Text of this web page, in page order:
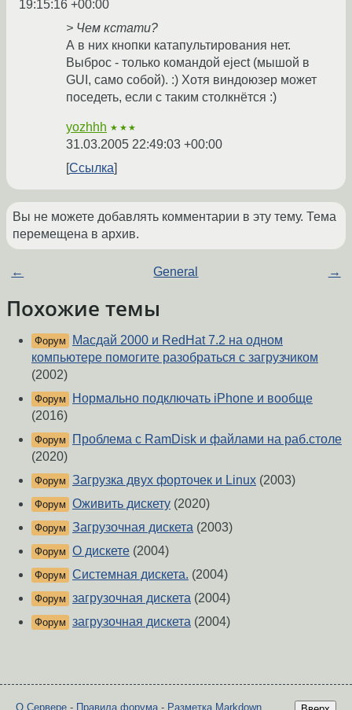
19:15:16 +00:00
> Чем кстати?
А в них кнопки катапультирования нет.
Выброс - только командой eject (мышой в
GUI, само собой). :) Хотя виндоюзер может
поседеть, если с таким столкнётся :)
yozhhh ★★★
31.03.2005 22:49:03 +00:00
Ссылка
Вы не можете добавлять комментарии в эту тему. Тема
перемещена в архив.
← General →
Похожие темы
Форум
Масдай 2000 и RedHat 7.2 на одном
компьютере помогите разобраться с загрузчиком
(2002)
Форум
Нормально подключать iPhone и вообще
(2016)
Форум
Проблема с RamDisk и файлами на раб.столе
(2020)
Форум Загрузка двух форточек и Linux (2003)
Форум Оживить дискету (2020)
Форум Загрузочная дискета (2003)
Форум О дискете (2004)
Форум Системная дискета. (2004)
Форум загрузочная дискета (2004)
Форум загрузочная дискета (2004)
О Сервере - Правила форума - Разметка Markdown